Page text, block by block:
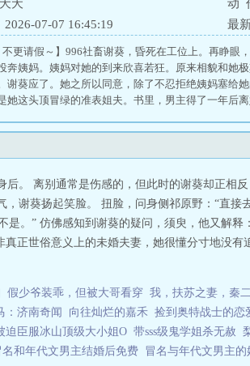
夭 动
07-07 16:45:19
最
不更请假～】996社畜谢葵，昏死在工位上。再睁
奔姨妈。姨妈对她的到来欣喜若狂。原来相貌和她
谢葵应了。她之所以同意，除了不忍拒绝姨妈塞给
她这头顶冒绿的准表姐夫。书里，男主得了一年后
笔补偿，这样高性价比的工作，谢葵没道理拒绝！
男主那有名无实的妻子，一边风风火火搞自己的学
却因她一丝哑音连夜赶回来给她端水寻药……终于
。不等谢葵表态，来接她回家的男主大步现身，
说什么小众语言！@@@预收：《七零之被重生女
意外，再睁眼竟然穿到七十年代，一个差点被继兄
冒冒失失找上她，说男人冷情短命劝她拒绝。谢艾
人会成为颇受书里男主崇敬的一方大佬。至于说
夫邹千里牺牲信息的当晚重生了，再来一次她绝不
友。一个月后，邹千里竟然和丈夫前未婚妻结了婚
住站到墙根下，去窥探隔壁的情况。叫她愈发气闷
后。 离别通常是伤感的，但此时的谢葵却正相
谢葵扬起笑脸。 扭脸，问身侧祁原野：“直
是。” 仿佛感知到谢葵的疑问，须臾，他又解
真正世俗意义上的未婚夫妻，她很懂分寸地没
假少爷装乖，但被大哥看穿 我，扶苏之妻，秦
：济南奇闻 向往灿烂的嘉禾 捡到奥特战士的恋
迫臣服冰山顶级大小姐O 带sss级鬼学姐杀无赦
名和年代文男主结婚后免费 冒名与年代文男主